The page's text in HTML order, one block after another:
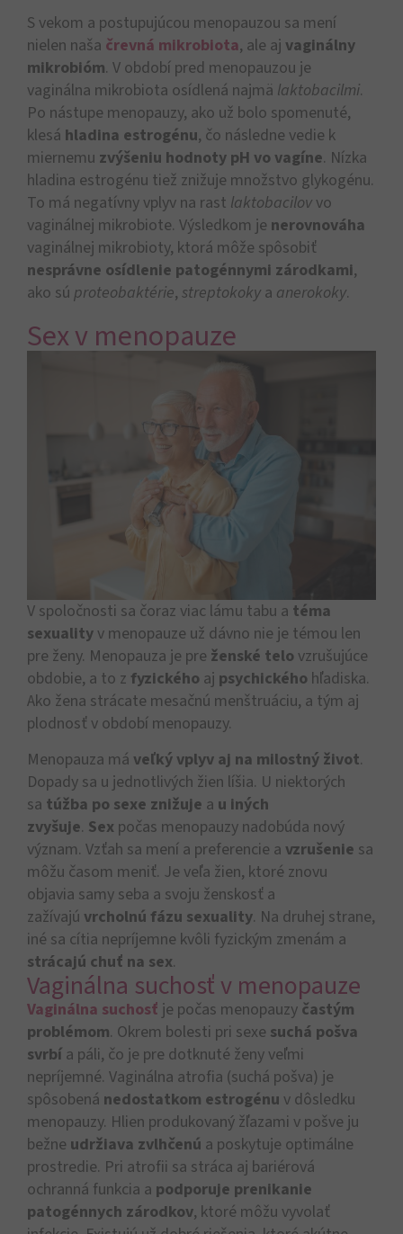
S vekom a postupujúcou menopauzou sa mení
nielen naša črevná mikrobiota, ale aj vaginálny
mikrobióm. V období pred menopauzou je
vaginálna mikrobiota osídlená najmä laktobacilmi.
Po nástupe menopauzy, ako už bolo spomenuté,
klesá hladina estrogénu, čo následne vedie k
miernemu zvýšeniu hodnoty pH vo vagíne. Nízka
hladina estrogénu tiež znižuje množstvo glykogénu.
To má negatívny vplyv na rast laktobacilov vo
vaginálnej mikrobiote. Výsledkom je nerovnováha
vaginálnej mikrobioty, ktorá môže spôsobiť
nesprávne osídlenie patogénnymi zárodkami,
ako sú proteobaktérie, streptokoky a anerokoky.
Sex v menopauze
V spoločnosti sa čoraz viac lámu tabu a téma
sexuality v menopauze už dávno nie je témou len
pre ženy. Menopauza je pre ženské telo vzrušujúce
obdobie, a to z fyzického aj psychického hľadiska.
Ako žena strácate mesačnú menštruáciu, a tým aj
plodnosť v období menopauzy.
Menopauza má veľký vplyv aj na milostný život.
Dopady sa u jednotlivých žien líšia. U niektorých
sa túžba po sexe znižuje a u iných
zvyšuje. Sex počas menopauzy nadobúda nový
význam. Vzťah sa mení a preferencie a vzrušenie sa
môžu časom meniť. Je veľa žien, ktoré znovu
objavia samy seba a svoju ženskosť a
zažívajú vrcholnú fázu sexuality. Na druhej strane,
iné sa cítia nepríjemne kvôli fyzickým zmenám a
strácajú chuť na sex.
Vaginálna suchosť v menopauze
Vaginálna suchosť je počas menopauzy častým
problémom. Okrem bolesti pri sexe suchá pošva
svrbí a páli, čo je pre dotknuté ženy veľmi
nepríjemné. Vaginálna atrofia (suchá pošva) je
spôsobená nedostatkom estrogénu v dôsledku
menopauzy. Hlien produkovaný žľazami v pošve ju
bežne udržiava zvlhčenú a poskytuje optimálne
prostredie. Pri atrofii sa stráca aj bariérová
ochranná funkcia a podporuje prenikanie
patogénnych zárodkov, ktoré môžu vyvolať